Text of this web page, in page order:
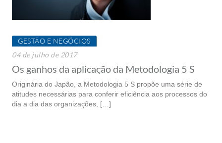
GESTÃO E NEGÓCIOS
04 de julho de 2017
Os ganhos da aplicação da Metodologia 5 S
Originária do Japão, a Metodologia 5 S propõe uma série de
atitudes necessárias para conferir eficiência aos processos do
dia a dia das organizações, […]